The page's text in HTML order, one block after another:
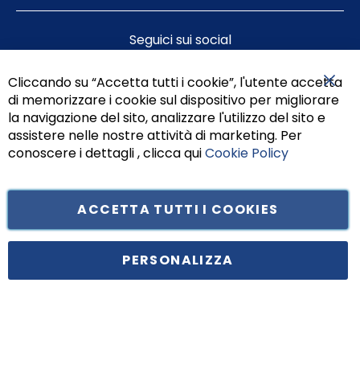
Seguici sui social
Principe di Piemonte 199, cap. 80026 Casoria (NA) - C.F. 05834470634 -
Cliccando su “Accetta tutti i cookie”, l'utente accetta
di memorizzare i cookie sul dispositivo per migliorare
la navigazione del sito, analizzare l'utilizzo del sito e
assistere nelle nostre attività di marketing. Per
conoscere i dettagli , clicca quiCookie Policy
ACCETTA TUTTI I COOKIES
PERSONALIZZA